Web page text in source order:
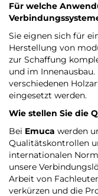
Für welche
Sie eignen sich für
Herstellung von
zur Schaffung
und im
verschiedenen
eingesetzt werden.
Wie stellen Sie die
Bei Emuca werden
Qualitätskontrollen
internationalen
unsere
Arbeit von
verkürzen und die